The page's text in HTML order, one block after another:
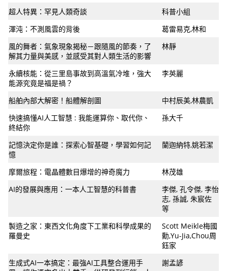
超人特異：罕見人類奇談
科普小組
渾沌：不測風雲的背後
葛雷易克,林和
風的舞者：氣象現象揭秘－跟隨風的節奏，了
解其力量與美感，並感受其對人類生活的影響
林靜
永續核能：從三里島事故到高溫氣冷堆，強大
能源究竟是福是禍？
李英麗
船舶內部大解密！船體解剖圖
中村辰美,林農凱
快速搞懂AI人工智慧 : 我能運算你、取代你、
終結你
孫大千
記憶決定你是誰：探索心智基礎，學習如何記
憶
蘭迦納特,姚若潔
摩爾旅程：電晶體數目爆增的神奇魔力
林茂雄
AI的發展與應用：一本人工智慧的科普書
李傑, 孔令傑, 李怡
志, 孫誠, 朱宸佐
等
製造之家：東西文化角度下工業和科學成果的
羅曼史
Scott Meikle梅國
勳,Yu-Jia,Chou周
鈺家
生成式AI一本搞定：最強AI工具整合運用手
謝孟諺